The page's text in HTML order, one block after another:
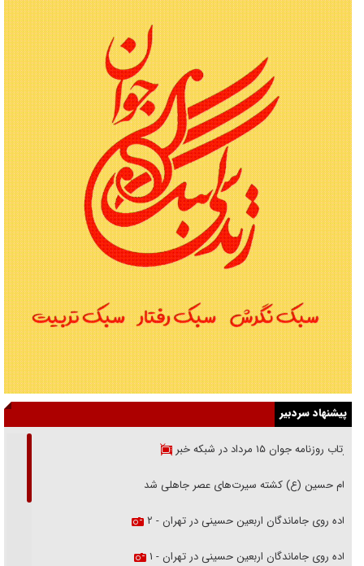
پیشنهاد سردبیر
بازتاب روزنامه جوان ۱۵ مرداد در شبکه خبر
امام حسین (ع) کشته سیرت‌های عصر جاهلی شد
پیاده روی جاماندگان اربعین حسینی در تهران - ۲
پیاده روی جاماندگان اربعین حسینی در تهران - ۱